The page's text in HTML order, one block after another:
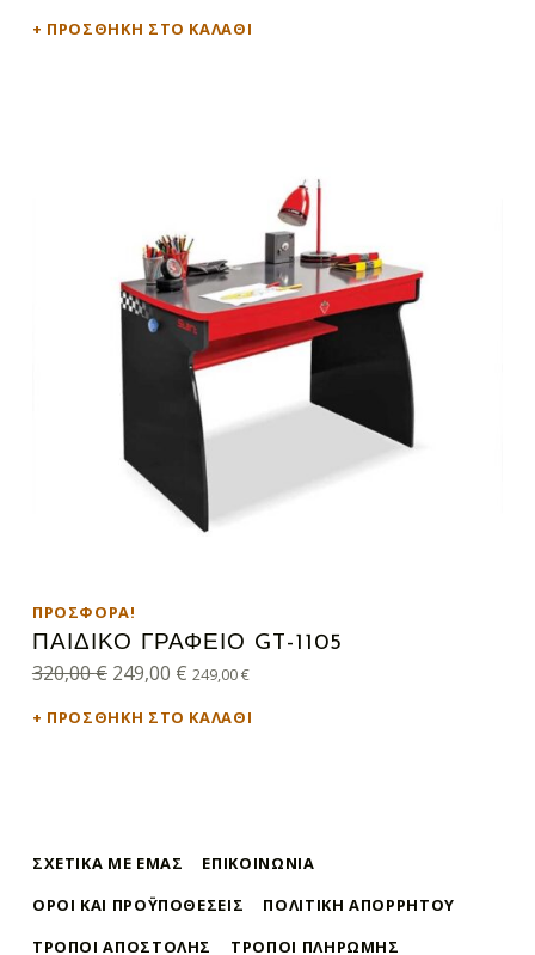
ΠΡΟΣΘΉΚΗ ΣΤΟ ΚΑΛΆΘΙ
ΠΑΙΔΙΚΌ ΓΡΑΦΕΊΟ GT-1105
ΠΡΟΣΦΟΡΆ!
320,00€ Original price was: 320,00 €.
249,00 €Η τρέχουσα τιμή είναι: 249,00 €.
249,00€
ΠΡΟΣΘΉΚΗ ΣΤΟ ΚΑΛΆΘΙ
ΣΧΕΤΙΚΆ ΜΕ ΕΜΆΣ
ΕΠΙΚΟΙΝΩΝΊΑ
ΌΡΟΙ ΚΑΙ ΠΡΟΫΠΟΘΈΣΕΙΣ
ΠΟΛΙΤΙΚΉ ΑΠΟΡΡΉΤΟΥ
ΤΡΌΠΟΙ ΑΠΟΣΤΟΛΉΣ
ΤΡΌΠΟΙ ΠΛΗΡΩΜΉΣ